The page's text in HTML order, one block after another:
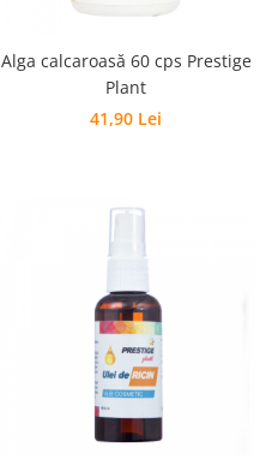
Alga calcaroasă 60 cps Prestige
Plant
41,90 Lei